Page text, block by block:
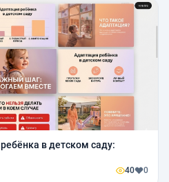
в детском саду:
40 0